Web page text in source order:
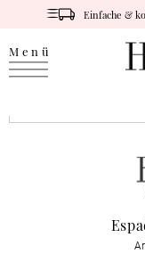
Einfache &
Menü